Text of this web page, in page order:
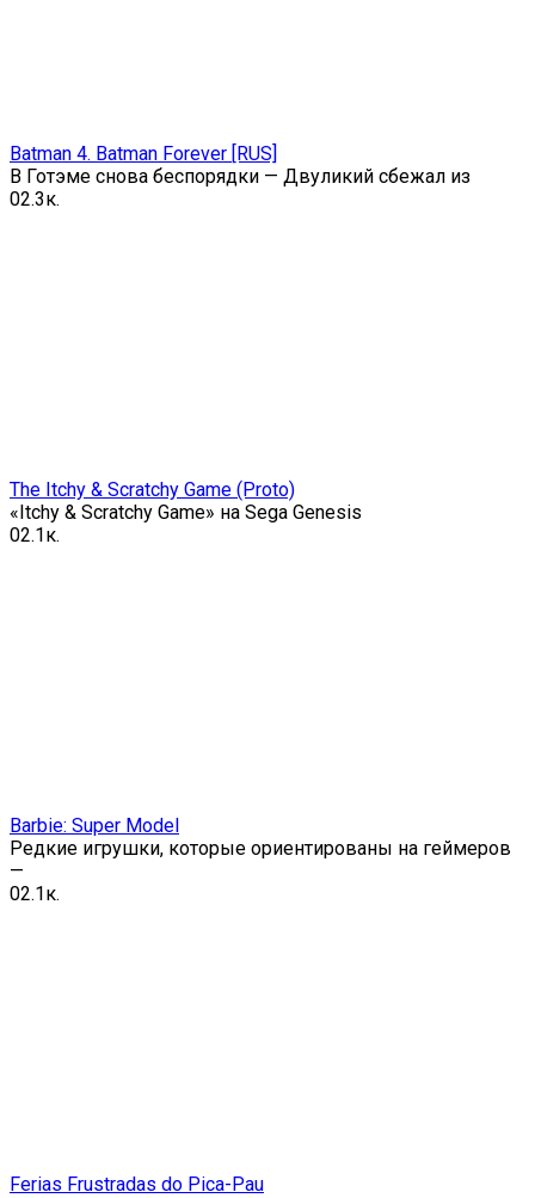
Batman 4. Batman Forever [RUS]
В Готэме снова беспорядки — Двуликий сбежал из
02.3к.
The Itchy & Scratchy Game (Proto)
«Itchy & Scratchy Game» на Sega Genesis
02.1к.
Barbie: Super Model
Редкие игрушки, которые ориентированы на геймеров
—
02.1к.
Ferias Frustradas do Pica-Pau